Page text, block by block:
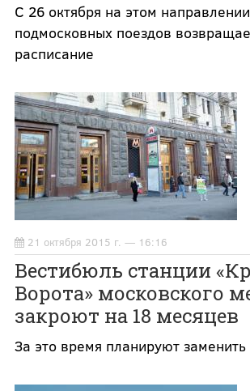
С 26 октября на этом направлении
подмосковных поездов
расписание
21 октября 2015 г. — 16:16
Вестибюль станции
Ворота» московского
закроют на 18 месяцев
За это время планируют заменить